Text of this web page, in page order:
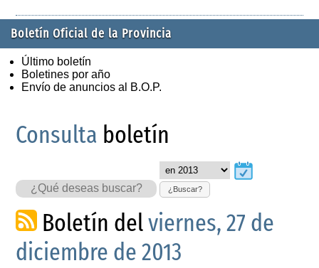
Boletín Oficial de la Provincia
Último boletín
Boletines por año
Envío de anuncios al B.O.P.
Consulta boletín
¿Buscar?
Boletín delviernes, 27 de
diciembre de 2013